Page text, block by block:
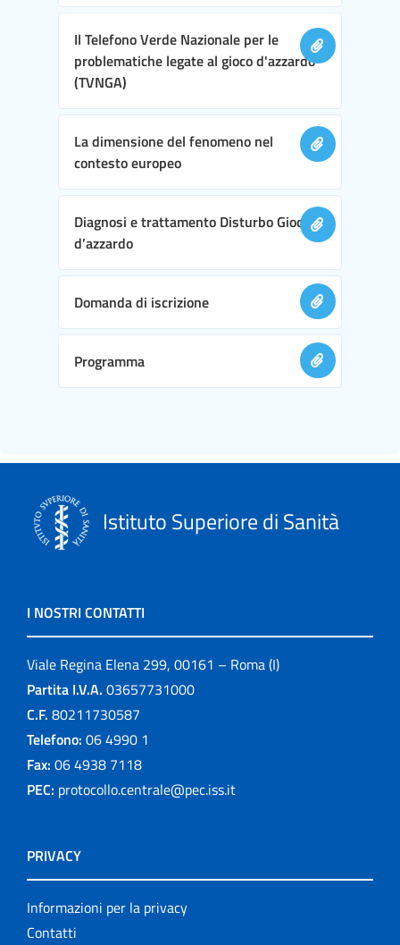
Il Telefono Verde Nazionale per le
problematiche legate al gioco d'azzardo
(TVNGA)
La dimensione del fenomeno nel
contesto europeo
Diagnosi e trattamento Disturbo Gioco
d’azzardo
Domanda di iscrizione
Programma
Istituto Superiore di Sanità
I NOSTRI CONTATTI
Viale Regina Elena 299, 00161 – Roma (I)
Partita I.V.A. 03657731000
C.F. 80211730587
Telefono: 06 4990 1
Fax: 06 4938 7118
PEC: protocollo.centrale@pec.iss.it
PRIVACY
Informazioni per la privacy
Contatti